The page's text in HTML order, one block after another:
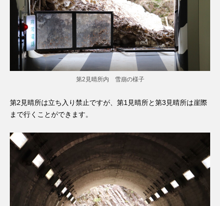
第2見晴所内 雪崩の様子
第2見晴所は立ち入り禁止ですが、第1見晴所と第3見晴所は崖際
まで行くことができます。